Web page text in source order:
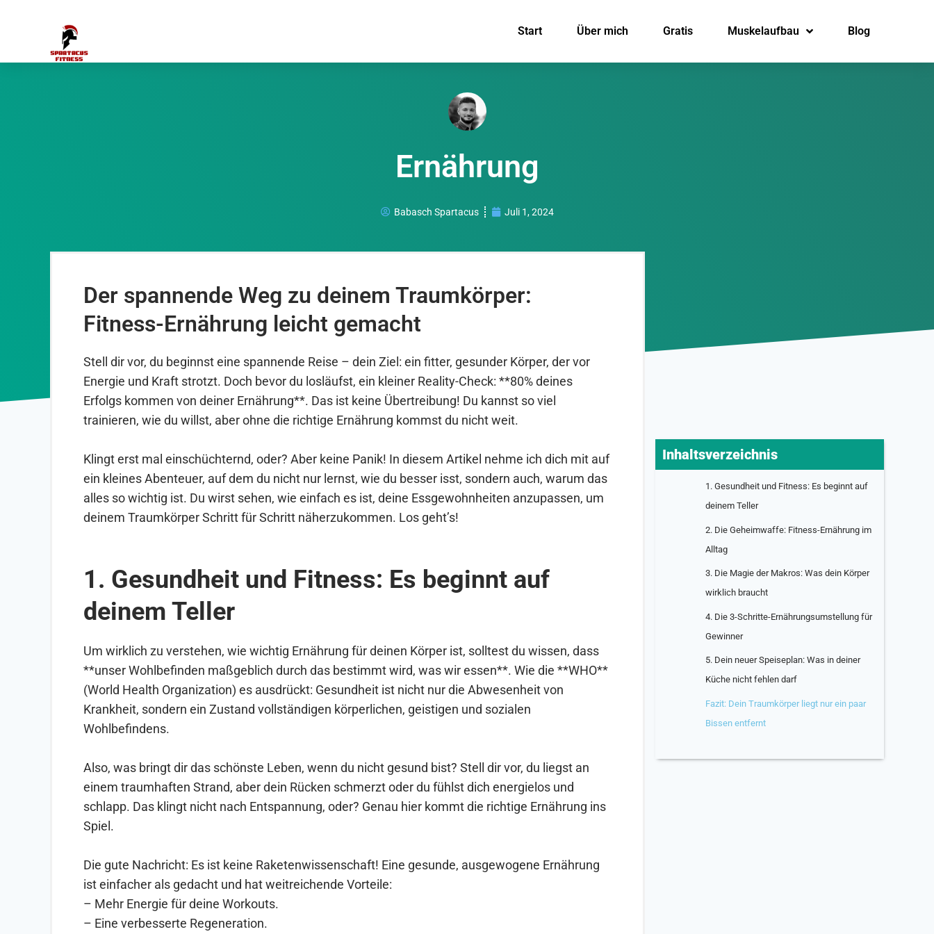
Start Über mich Gratis Muskelaufbau Blog
Ernährung
Babasch Spartacus Juli 1, 2024
Der spannende Weg zu deinem Traumkörper:
Fitness-Ernährung leicht gemacht
Stell dir vor, du beginnst eine spannende Reise – dein Ziel: ein fitter, gesunder Körper, der vor
Energie und Kraft strotzt. Doch bevor du losläufst, ein kleiner Reality-Check: **80% deines
Erfolgs kommen von deiner Ernährung**. Das ist keine Übertreibung! Du kannst so viel
trainieren, wie du willst, aber ohne die richtige Ernährung kommst du nicht weit.
Klingt erst mal einschüchternd, oder? Aber keine Panik! In diesem Artikel nehme ich dich mit auf
ein kleines Abenteuer, auf dem du nicht nur lernst, wie du besser isst, sondern auch, warum das
alles so wichtig ist. Du wirst sehen, wie einfach es ist, deine Essgewohnheiten anzupassen, um
deinem Traumkörper Schritt für Schritt näherzukommen. Los geht’s!
1. Gesundheit und Fitness: Es beginnt auf
deinem Teller
Um wirklich zu verstehen, wie wichtig Ernährung für deinen Körper ist, solltest du wissen, dass
**unser Wohlbefinden maßgeblich durch das bestimmt wird, was wir essen**. Wie die **WHO**
(World Health Organization) es ausdrückt: Gesundheit ist nicht nur die Abwesenheit von
Krankheit, sondern ein Zustand vollständigen körperlichen, geistigen und sozialen
Wohlbefindens.
Also, was bringt dir das schönste Leben, wenn du nicht gesund bist? Stell dir vor, du liegst an
einem traumhaften Strand, aber dein Rücken schmerzt oder du fühlst dich energielos und
schlapp. Das klingt nicht nach Entspannung, oder? Genau hier kommt die richtige Ernährung ins
Spiel.
Die gute Nachricht: Es ist keine Raketenwissenschaft! Eine gesunde, ausgewogene Ernährung
ist einfacher als gedacht und hat weitreichende Vorteile:
– Mehr Energie für deine Workouts.
– Eine verbesserte Regeneration.
Inhaltsverzeichnis
1. Gesundheit und Fitness: Es beginnt auf
deinem Teller
2. Die Geheimwaffe: Fitness-Ernährung im
Alltag
3. Die Magie der Makros: Was dein Körper
wirklich braucht
4. Die 3-Schritte-Ernährungsumstellung für
Gewinner
5. Dein neuer Speiseplan: Was in deiner
Küche nicht fehlen darf
Fazit: Dein Traumkörper liegt nur ein paar
Bissen entfernt